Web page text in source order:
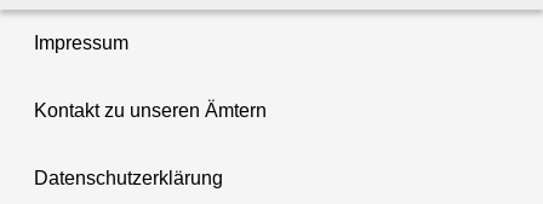
Impressum
Kontakt zu unseren Ämtern
Datenschutzerklärung